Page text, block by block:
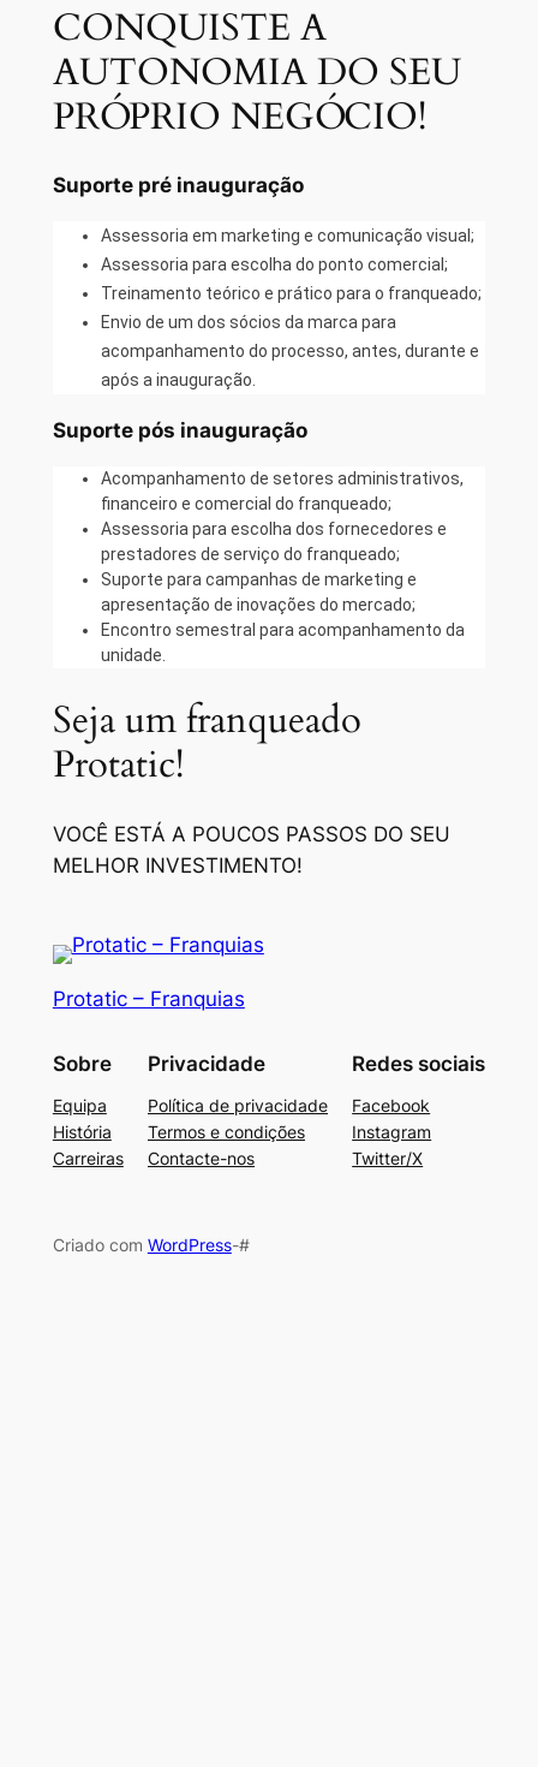
CONQUISTE A
AUTONOMIA DO SEU
PRÓPRIO NEGÓCIO!
Suporte pré inauguração
Assessoria em marketing e comunicação visual;
Assessoria para escolha do ponto comercial;
Treinamento teórico e prático para o franqueado;
Envio de um dos sócios da marca para
acompanhamento do processo, antes, durante e
após a inauguração.
Suporte pós inauguração
Acompanhamento de setores administrativos,
financeiro e comercial do franqueado;
Assessoria para escolha dos fornecedores e
prestadores de serviço do franqueado;
Suporte para campanhas de marketing e
apresentação de inovações do mercado;
Encontro semestral para acompanhamento da
unidade.
Seja um franqueado
Protatic!
VOCÊ ESTÁ A POUCOS PASSOS DO SEU
MELHOR INVESTIMENTO!
Protatic – Franquias
Sobre
Equipa
História
Carreiras
Privacidade
Política de privacidade
Termos e condições
Contacte-nos
Redes sociais
Facebook
Instagram
Twitter/X
Criado com WordPress-#